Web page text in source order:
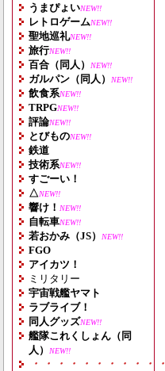
うまぴょいNEW!!
レトロゲームNEW!!
聖地巡礼NEW!!
旅行NEW!!
百合（同人） NEW!!
ガルパン（同人） NEW!!
飲食系NEW!!
TRPGNEW!!
評論NEW!!
とびものNEW!!
鉄道
技術系NEW!!
すごーい！
△NEW!!
響け！ NEW!!
自転車NEW!!
若おかみ（JS） NEW!!
FGO
アイカツ！
ミリタリー
宇宙戦艦ヤマト
ラブライブ！
同人グッズNEW!!
艦隊これくしょん（同
人）
NEW!!
・・・・・・・・・・